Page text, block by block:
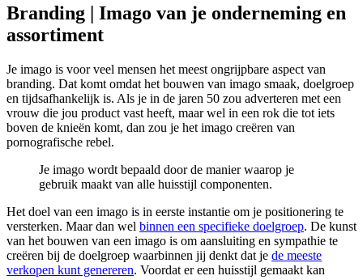
Branding | Imago van je onderneming en
assortiment
Je imago is voor veel mensen het meest ongrijpbare aspect van
branding. Dat komt omdat het bouwen van imago smaak, doelgroep
en tijdsafhankelijk is. Als je in de jaren 50 zou adverteren met een
vrouw die jou product vast heeft, maar wel in een rok die tot iets
boven de knieën komt, dan zou je het imago creëren van
pornografische rebel.
Je imago wordt bepaald door de manier waarop je
gebruik maakt van alle huisstijl componenten.
Het doel van een imago is in eerste instantie om je positionering te
versterken. Maar dan wel binnen een specifieke doelgroep. De kunst
van het bouwen van een imago is om aansluiting en sympathie te
creëren bij de doelgroep waarbinnen jij denkt dat je de meeste
verkopen kunt genereren. Voordat er een huisstijl gemaakt kan